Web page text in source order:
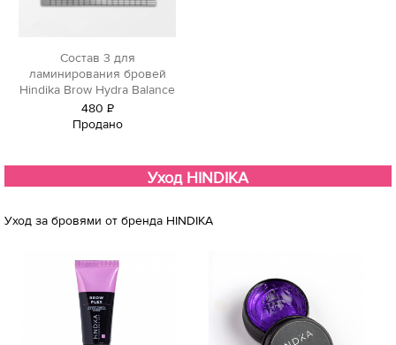
Состав 3 для
ламинирования бровей
Hindika Brow Hydra Balance
480 Р
уб.
Продано
Уход HINDIKA
Уход за бровями от бренда HINDIKA